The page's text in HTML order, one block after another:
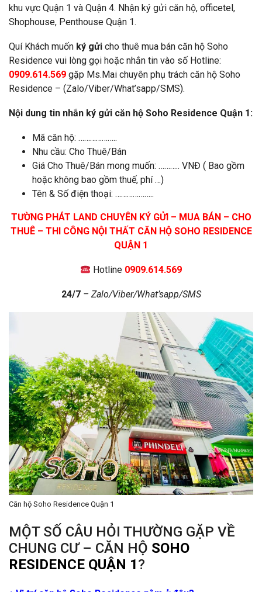
khu vực Quận 1 và Quận 4. Nhận ký gửi căn hộ, officetel,
Shophouse, Penthouse Quận 1.
Quí Khách muốn ký gửi cho thuê mua bán căn hộ Soho
Residence vui lòng gọi hoặc nhắn tin vào số Hotline:
0909.614.569 gặp Ms.Mai chuyên phụ trách căn hộ Soho
Residence – (Zalo/Viber/What’sapp/SMS).
Nội dung tin nhắn ký gửi căn hộ Soho Residence Quận 1:
Mã căn hộ: ………………..
Nhu cầu: Cho Thuê/Bán
Giá Cho Thuê/Bán mong muốn: ……….. VNĐ ( Bao gồm
hoặc không bao gồm thuế, phí …)
Tên & Số điện thoại: ………………..
TƯỜNG PHÁT LAND CHUYÊN KÝ GỬI – MUA BÁN – CHO
THUÊ – THI CÔNG NỘI THẤT CĂN HỘ SOHO RESIDENCE
QUẬN 1
Hotline 0909.614.569
24/7– Zalo/Viber/What’sapp/SMS
Căn hộ Soho Residence Quận 1
MỘT SỐ CÂU HỎI THƯỜNG GẶP VỀ
CHUNG CƯ – CĂN HỘ SOHO
RESIDENCE QUẬN 1?